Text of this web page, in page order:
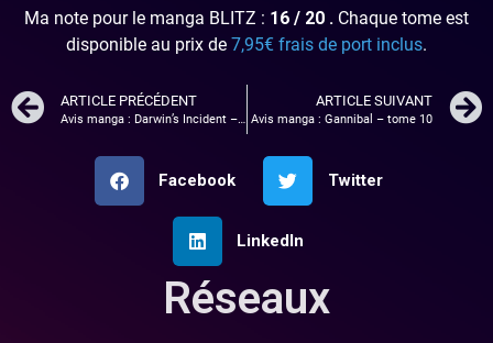
Ma note pour le manga BLITZ : 16 / 20 . Chaque tome est
disponible au prix de 7,95€ frais de port inclus.
ARTICLE PRÉCÉDENT
Avis manga : Darwin’s Incident – Tome 1
ARTICLE SUIVANT
Avis manga : Gannibal – tome 10
Facebook Twitter
LinkedIn
Réseaux